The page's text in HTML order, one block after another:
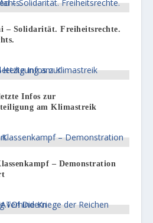
– Solidarität. Freiheitsrechte.
Infos zur
am Klimastreik
– Demonstration